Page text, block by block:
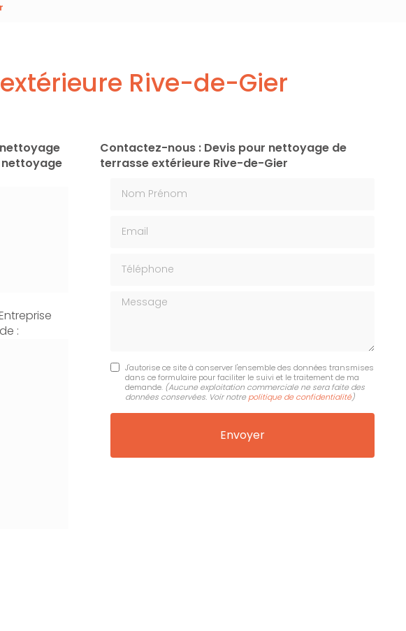
Rive-de-Gier
nettoyage
:
Contactez-nous : Devis pour nettoyage de
terrasse extérieure Rive-de-Gier
Message
J'autorise ce site à conserver l'ensemble des données transmises
dans ce formulaire pour faciliter le suivi et le traitement de ma
demande. (Aucune exploitation commerciale ne sera faite des
données conservées. Voir notre politique de confidentialité)